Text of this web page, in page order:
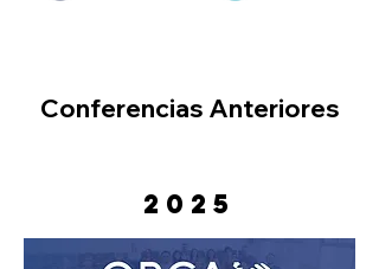
Conferencias Anteriores
2025